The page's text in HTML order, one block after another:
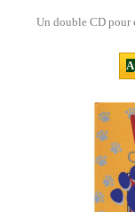
Un double CD pour